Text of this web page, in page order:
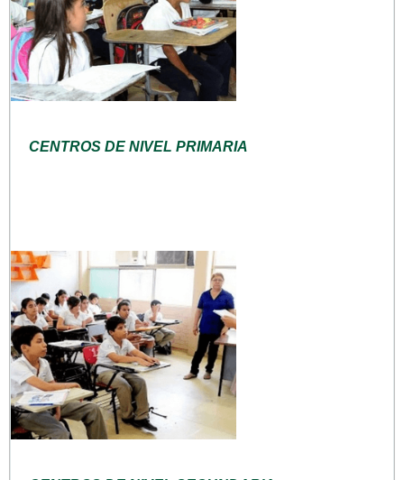
CENTROS DE NIVEL PRIMARIA